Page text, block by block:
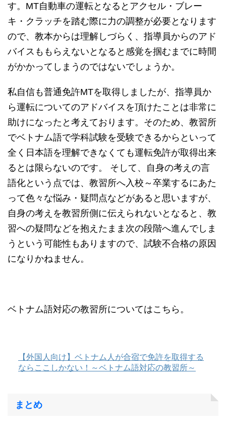
す。MT自動車の運転となるとアクセル・ブレー
キ・クラッチを踏む際に力の調整が必要となります
ので、教本からは理解しづらく、指導員からのアド
バイスももらえないとなると感覚を掴むまでに時間
がかかってしまうのではないでしょうか。
私自信も普通免許MTを取得しましたが、指導員か
ら運転についてのアドバイスを頂けたことは非常に
助けになったと考えております。そのため、教習所
でベトナム語で学科試験を受験できるからといって
全く日本語を理解できなくても運転免許が取得出来
るとは限らないのです。 そして、自身の考えの言
語化という点では、教習所へ入校～卒業するにあた
って色々な悩み・疑問点などがあると思いますが、
自身の考えを教習所側に伝えられないとなると、教
習への疑問などを抱えたまま次の段階へ進んでしま
うという可能性もありますので、試験不合格の原因
になりかねません。
ベトナム語対応の教習所についてはこちら。
【外国人向け】ベトナム人が合宿で免許を取得する
ならここしかない！～ベトナム語対応の教習所～
まとめ